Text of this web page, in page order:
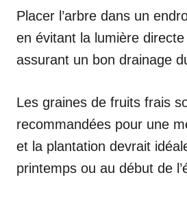
Placer l’arbre dans un
en évitant la lumière
assurant un bon drainage
Les graines de fruits frais
recommandées pour une
et la plantation devrait
printemps ou au début de